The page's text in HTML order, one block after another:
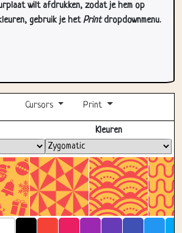
wilt afdrukken, zodat je hem op
gebruik je hetPrintdropdownmenu.
Cursors Print
Volledig scherm
Kleuren